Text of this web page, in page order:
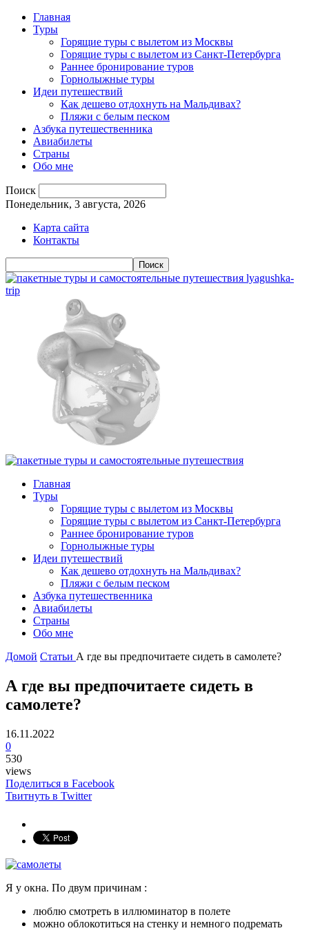
Главная
Туры
Горящие туры с вылетом из Москвы
Горящие туры с вылетом из Санкт-Петербурга
Раннее бронирование туров
Горнолыжные туры
Идеи путешествий
Как дешево отдохнуть на Мальдивах?
Пляжи с белым песком
Азбука путешественника
Авиабилеты
Страны
Обо мне
Поиск
Понедельник, 3 августа, 2026
Карта сайта
Контакты
lyagushka-
trip
Главная
Туры
Горящие туры с вылетом из Москвы
Горящие туры с вылетом из Санкт-Петербурга
Раннее бронирование туров
Горнолыжные туры
Идеи путешествий
Как дешево отдохнуть на Мальдивах?
Пляжи с белым песком
Азбука путешественника
Авиабилеты
Страны
Обо мне
Домой Статьи А где вы предпочитаете сидеть в самолете?
А где вы предпочитаете сидеть в
самолете?
16.11.2022
0
530
views
Поделиться в Facebook
Твитнуть в Twitter
Я у окна. По двум причинам :
люблю смотреть в иллюминатор в полете
можно облокотиться на стенку и немного подремать